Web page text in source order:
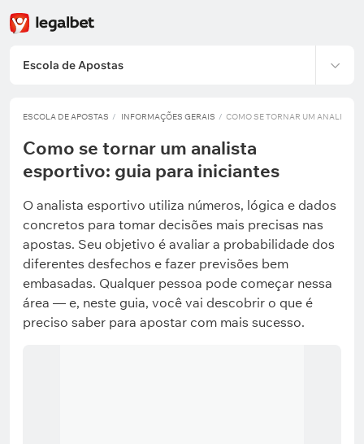
Escola de Apostas
ESCOLA DE APOSTAS INFORMAÇÕES GERAIS COMO SE TORNAR UM ANALISTA
Como se tornar um analista
esportivo: guia para iniciantes
O analista esportivo utiliza números, lógica e dados
concretos para tomar decisões mais precisas nas
apostas. Seu objetivo é avaliar a probabilidade dos
diferentes desfechos e fazer previsões bem
embasadas. Qualquer pessoa pode começar nessa
área — e, neste guia, você vai descobrir o que é
preciso saber para apostar com mais sucesso.